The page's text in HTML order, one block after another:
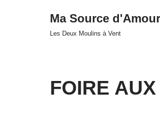
Ma Source d'Amour
Les Deux Moulins à Vent
FOIRE